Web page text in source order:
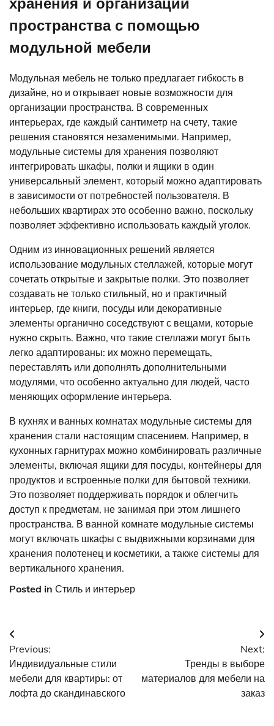
пространства с помощью
модульной мебели
Модульная мебель не только предлагает гибкость в
дизайне, но и открывает новые возможности для
организации пространства. В современных
интерьерах, где каждый сантиметр на счету, такие
решения становятся незаменимыми. Например,
модульные системы для хранения позволяют
интегрировать шкафы, полки и ящики в один
универсальный элемент, который можно адаптировать
в зависимости от потребностей пользователя. В
небольших квартирах это особенно важно, поскольку
позволяет эффективно использовать каждый уголок.
Одним из инновационных решений является
использование модульных стеллажей, которые могут
сочетать открытые и закрытые полки. Это позволяет
создавать не только стильный, но и практичный
интерьер, где книги, посуды или декоративные
элементы органично соседствуют с вещами, которые
нужно скрыть. Важно, что такие стеллажи могут быть
легко адаптированы: их можно перемещать,
переставлять или дополнять дополнительными
модулями, что особенно актуально для людей, часто
меняющих оформление интерьера.
В кухнях и ванных комнатах модульные системы для
хранения стали настоящим спасением. Например, в
кухонных гарнитурах можно комбинировать различные
элементы, включая ящики для посуды, контейнеры для
продуктов и встроенные полки для бытовой техники.
Это позволяет поддерживать порядок и облегчить
доступ к предметам, не занимая при этом лишнего
пространства. В ванной комнате модульные системы
могут включать шкафы с выдвижными корзинами для
хранения полотенец и косметики, а также системы для
вертикального хранения.
Posted in Стиль и интерьер
Навигация
по
записям
Previous:
Индивидуальные стили
мебели для квартиры: от
лофта до скандинавского
Next:
Тренды в выборе
материалов для мебели на
заказ